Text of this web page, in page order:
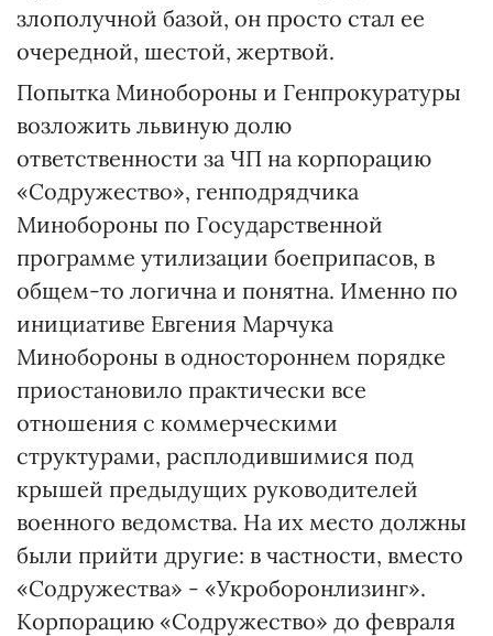
злополучной базой, он просто стал ее
очередной, шестой, жертвой.
Попытка Минобороны и Генпрокуратуры
возложить львиную долю
ответственности за ЧП на корпорацию
«Содружество», генподрядчика
Минобороны по Государственной
программе утилизации боеприпасов, в
общем-то логична и понятна. Именно по
инициативе Евгения Марчука
Минобороны в одностороннем порядке
приостановило практически все
отношения с коммерческими
структурами, расплодившимися под
крышей предыдущих руководителей
военного ведомства. На их место должны
были прийти другие: в частности, вместо
«Содружества» - «Укроборонлизинг».
Корпорацию «Содружество» до февраля